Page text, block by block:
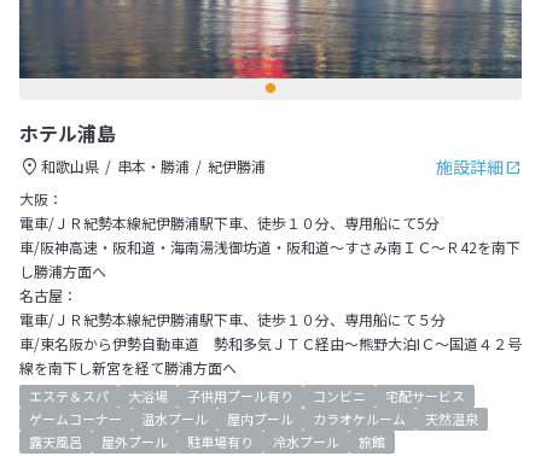
ホテル浦島
施設詳細
和歌山県 串本・勝浦
紀伊勝浦
大阪：
電車/ＪＲ紀勢本線紀伊勝浦駅下車、徒歩１０分、専用船にて5分
車/阪神高速・阪和道・海南湯浅御坊道・阪和道～すさみ南ＩＣ～Ｒ42を南下
し勝浦方面へ
名古屋：
電車/ＪＲ紀勢本線紀伊勝浦駅下車、徒歩１０分、専用船にて５分
車/東名阪から伊勢自動車道 勢和多気ＪＴＣ経由～熊野大泊IＣ～国道４２号
線を南下し新宮を経て勝浦方面へ
エステ＆スパ 大浴場 子供用プール有り コンビニ
宅配サービス
ゲームコーナー
温水プール 屋内プール カラオケルーム
天然温泉
露天風呂
屋外プール 駐車場有り 冷水プール 旅館